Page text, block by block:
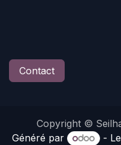
Contact
Copyright ©
Généré par
- Le